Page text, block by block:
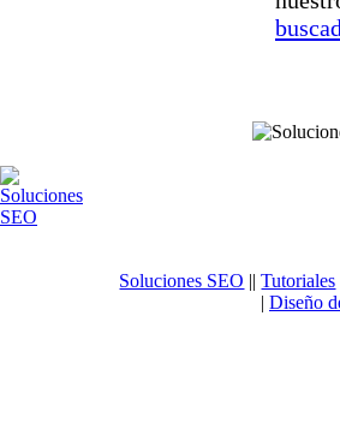
Soluciones SEO ||Tutoriales
| Diseño